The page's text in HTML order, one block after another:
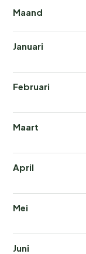
Maand
Januari
Februari
Maart
April
Mei
Juni